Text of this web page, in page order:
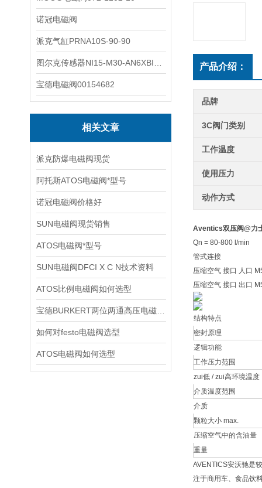
诺冠电磁阀
派克气缸PRNA10S-90-90
宝德电磁阀00154682
相关文章
派克防爆电磁阀现货
阿托斯ATOS电磁阀*型号
诺冠电磁阀价格好
SUN电磁阀现货销售
ATOS电磁阀*型号
SUN电磁阀DFCI X C N技术资料
ATOS比例电磁阀如何选型
如何对festo电磁阀选型
ATOS电磁阀如何选型
产品介绍：
品牌
3C阀门类别
工作温度
使用压力
动作方式
Aventics双压阀@力
Qn = 80-800 l/min
管式连接
压缩空气 接口 人口
压缩空气 接口 出口
结构特点
密封原理
逻辑功能
工作压力范围
zui低 / zui高环境温度
介质温度范围
介质
颗粒大小 max.
压缩空气中的含油量
重量
AVENTICS安沃驰是
注于商用车、食品饮